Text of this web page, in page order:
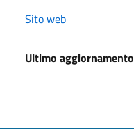
Sito web
Ultimo aggiornamento